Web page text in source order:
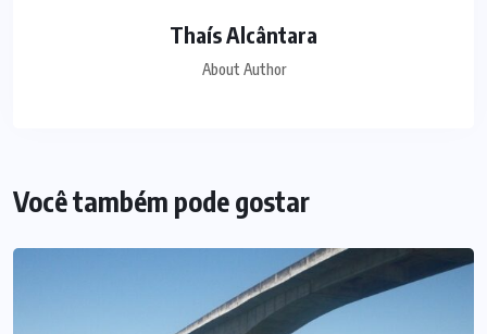
Thaís Alcântara
About Author
Você também pode gostar